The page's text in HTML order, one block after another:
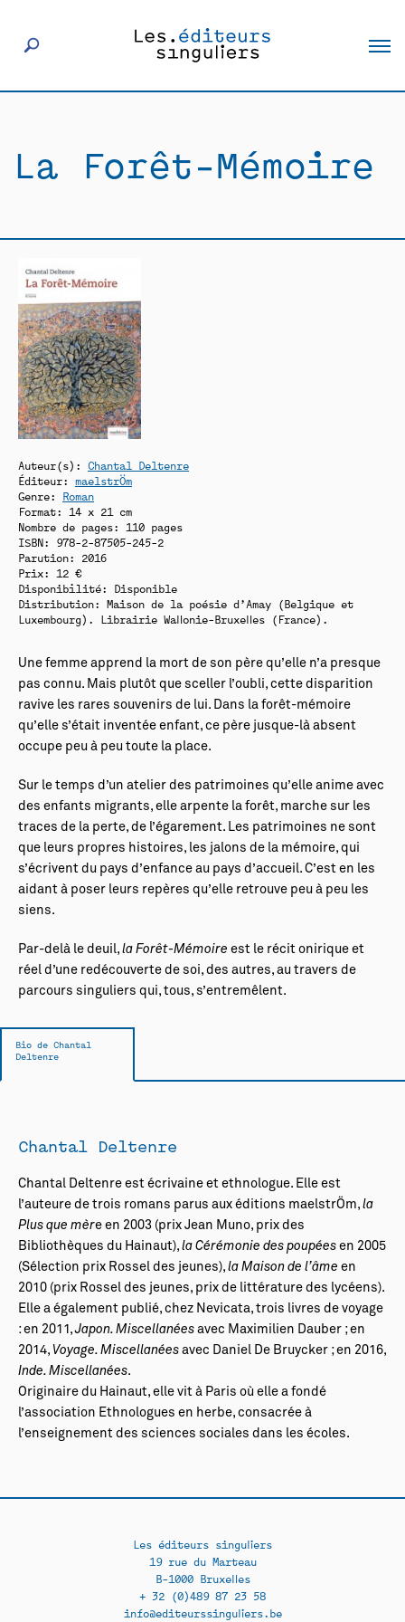
Éditeurs
Actualités
Rencontres
La Forêt-Mémoire
Auteur(s): Chantal Deltenre
Éditeur: maelstrÖm
Genre: Roman
Format: 14 x 21 cm
Nombre de pages: 110 pages
ISBN: 978-2-87505-245-2
Parution: 2016
Prix: 12 €
Disponibilité:
Disponible
Distribution: Maison de la poésie d’Amay (Belgique et
Luxembourg). Librairie Wallonie-Bruxelles (France).
Une femme apprend la mort de son père qu’elle n’a presque
pas connu. Mais plutôt que sceller l’oubli, cette disparition
ravive les rares souvenirs de lui. Dans la forêt-mémoire
qu’elle s’était inventée enfant, ce père jusque-là absent
occupe peu à peu toute la place.
Sur le temps d’un atelier des patrimoines qu’elle anime avec
des enfants migrants, elle arpente la forêt, marche sur les
traces de la perte, de l’égarement. Les patrimoines ne sont
que leurs propres histoires, les jalons de la mémoire, qui
s’écrivent du pays d’enfance au pays d’accueil. C’est en les
aidant à poser leurs repères qu’elle retrouve peu à peu les
siens.
Par-delà le deuil, la Forêt-Mémoire est le récit onirique et
réel d’une redécouverte de soi, des autres, au travers de
parcours singuliers qui, tous, s’entremêlent.
Bio de Chantal
Deltenre
Chantal Deltenre
Chantal Deltenre est écrivaine et ethnologue. Elle est
l’auteure de trois romans parus aux éditions maelstrÖm, la
Plus que mère en 2003 (prix Jean Muno, prix des
Bibliothèques du Hainaut), la Cérémonie des poupées en 2005
(Sélection prix Rossel des jeunes), la Maison de l’âme en
2010 (prix Rossel des jeunes, prix de littérature des lycéens).
Elle a également publié, chez Nevicata, trois livres de voyage
: en 2011,Japon. Miscellanées avec Maximilien Dauber ; en
2014, Voyage. Miscellanées avec Daniel De Bruycker ; en 2016,
Inde. Miscellanées.
Originaire du Hainaut, elle vit à Paris où elle a fondé
l’association Ethnologues en herbe, consacrée à
l’enseignement des sciences sociales dans les écoles.
Les éditeurs singuliers
19 rue du Marteau
B-1000 Bruxelles
+ 32 (0)489 87 23 58
info@editeurssinguliers.be